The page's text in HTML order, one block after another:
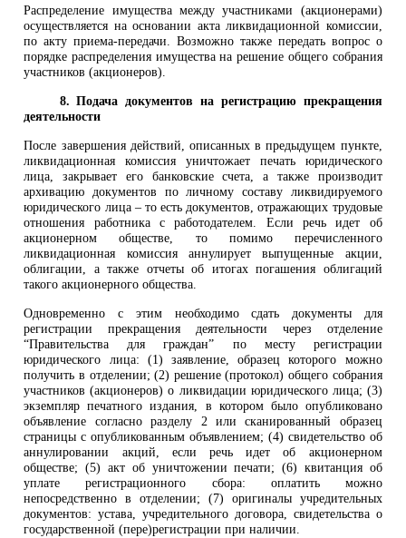
Распределение имущества между участниками (акционерами)
осуществляется на основании акта ликвидационной комиссии,
по акту приема-передачи. Возможно также передать вопрос о
порядке распределения имущества на решение общего собрания
участников (акционеров).
8. Подача документов на регистрацию прекращения
деятельности
После завершения действий, описанных в предыдущем пункте,
ликвидационная комиссия уничтожает печать юридического
лица, закрывает его банковские счета, а также производит
архивацию документов по личному составу ликвидируемого
юридического лица – то есть документов, отражающих трудовые
отношения работника с работодателем. Если речь идет об
акционерном обществе, то помимо перечисленного
ликвидационная комиссия аннулирует выпущенные акции,
облигации, а также отчеты об итогах погашения облигаций
такого акционерного общества.
Одновременно с этим необходимо сдать документы для
регистрации прекращения деятельности через отделение
“Правительства для граждан” по месту регистрации
юридического лица: (1) заявление, образец которого можно
получить в отделении; (2) решение (протокол) общего собрания
участников (акционеров) о ликвидации юридического лица; (3)
экземпляр печатного издания, в котором было опубликовано
объявление согласно разделу 2 или сканированный образец
страницы с опубликованным объявлением; (4) свидетельство об
аннулировании акций, если речь идет об акционерном
обществе; (5) акт об уничтожении печати; (6) квитанция об
уплате регистрационного сбора: оплатить можно
непосредственно в отделении; (7) оригиналы учредительных
документов: устава, учредительного договора, свидетельства о
государственной (пере)регистрации при наличии.